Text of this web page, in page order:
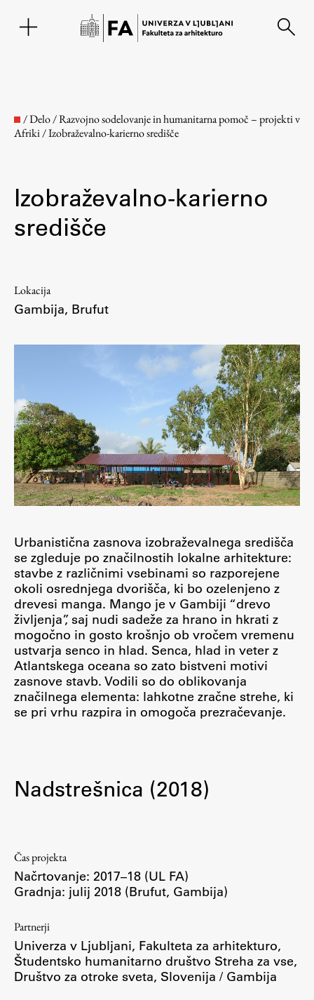
O fakulteti
Organiziranost
Mednarodno sodelovanje
Članstva v združenjih
Konzorciji
Tržna dejavnost
Kontakti
Intranet UL
Osebni portal FIORI
Spletni arhiv DEPO
Študij
Predstavitev študija
Predmeti
Zaključek študija
Mednarodne izmenjave
Študijske prakse
Spletna učilnica
ŠIS (SI)
/Delo/Razvojno sodelovanje in humanitarna pomoč – projekti v
Afriki/Izobraževalno-karierno središče
Izobraževalno-karierno
središče
Lokacija
Gambija, Brufut
Urbanistična zasnova izobraževalnega središča
se zgleduje po značilnostih lokalne arhitekture:
stavbe z različnimi vsebinami so razporejene
okoli osrednjega dvorišča, ki bo ozelenjeno z
drevesi manga. Mango je v Gambiji “drevo
življenja”, saj nudi sadeže za hrano in hkrati z
mogočno in gosto krošnjo ob vročem vremenu
ustvarja senco in hlad. Senca, hlad in veter z
Atlantskega oceana so zato bistveni motivi
zasnove stavb. Vodili so do oblikovanja
značilnega elementa: lahkotne zračne strehe, ki
se pri vrhu razpira in omogoča prezračevanje.
Nadstrešnica (2018)
Čas projekta
Načrtovanje: 2017–18 (UL FA)
Gradnja: julij 2018 (Brufut, Gambija)
Partnerji
Univerza v Ljubljani, Fakulteta za arhitekturo,
Študentsko humanitarno društvo Streha za vse,
Društvo za otroke sveta, Slovenija / Gambija